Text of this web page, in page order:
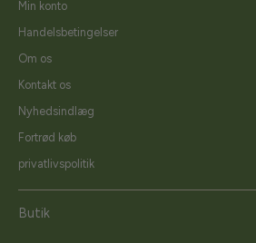
Min konto
Handelsbetingelser
Om os
Kontakt os
Nyhedsindlæg
Fortrød køb
privatlivspolitik
Butik